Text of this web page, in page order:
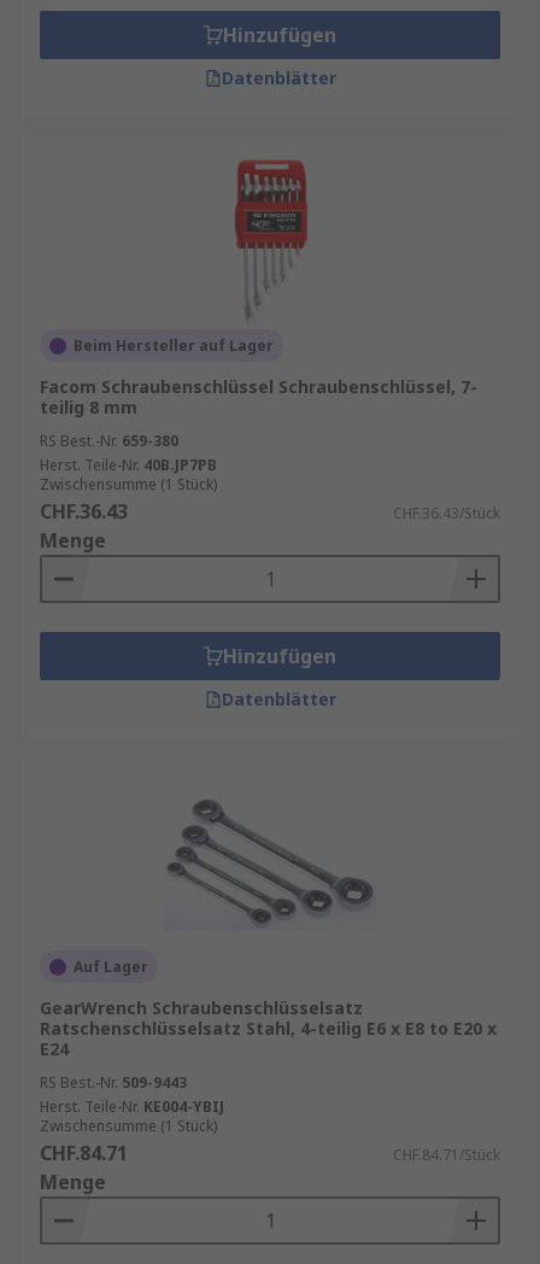
Hinzufügen
Datenblätter
Beim Hersteller auf Lager
Facom Schraubenschlüssel Schraubenschlüssel, 7-
teilig 8 mm
RS Best.-Nr. 659-380
Herst. Teile-Nr. 40B.JP7PB
Zwischensumme (1 Stück)
CHF.36.43 CHF.36.43/Stück
Menge
Hinzufügen
Datenblätter
Auf Lager
GearWrench Schraubenschlüsselsatz
Ratschenschlüsselsatz Stahl, 4-teilig E6 x E8 to E20 x
E24
RS Best.-Nr. 509-9443
Herst. Teile-Nr. KE004-YBIJ
Zwischensumme (1 Stück)
CHF.84.71 CHF.84.71/Stück
Menge